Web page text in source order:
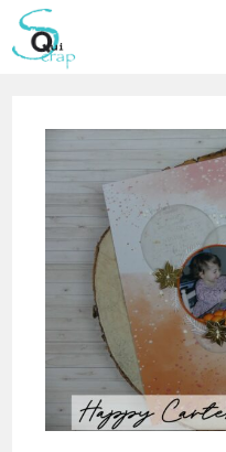
Skip
content